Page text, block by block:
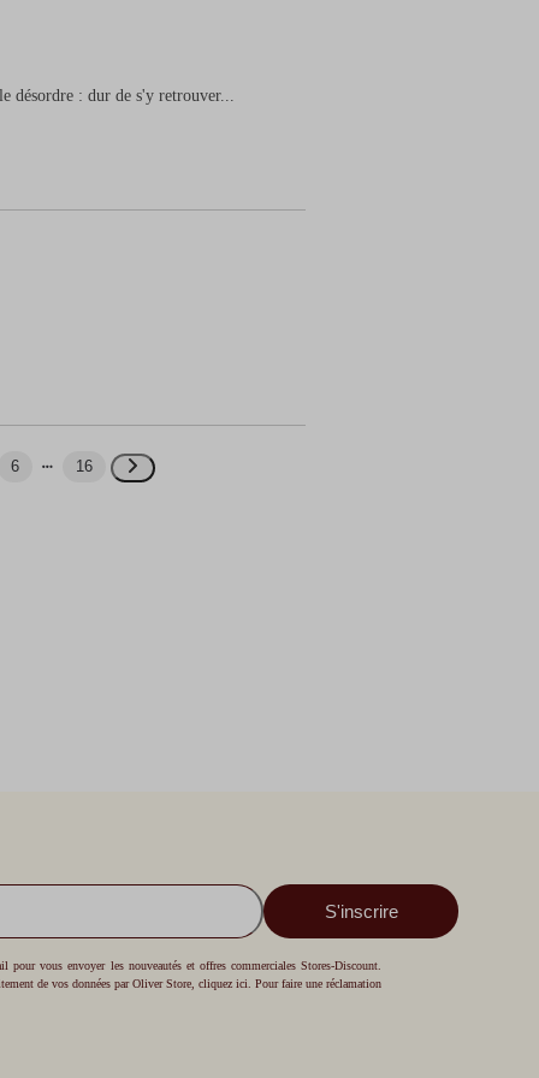
désordre : dur de s'y retrouver...
6 16
S'inscrire
vous envoyer les nouveautés et offres commerciales Stores-Discount.
de vos données par Oliver Store,cliquez ici
. Pour faire une réclamation